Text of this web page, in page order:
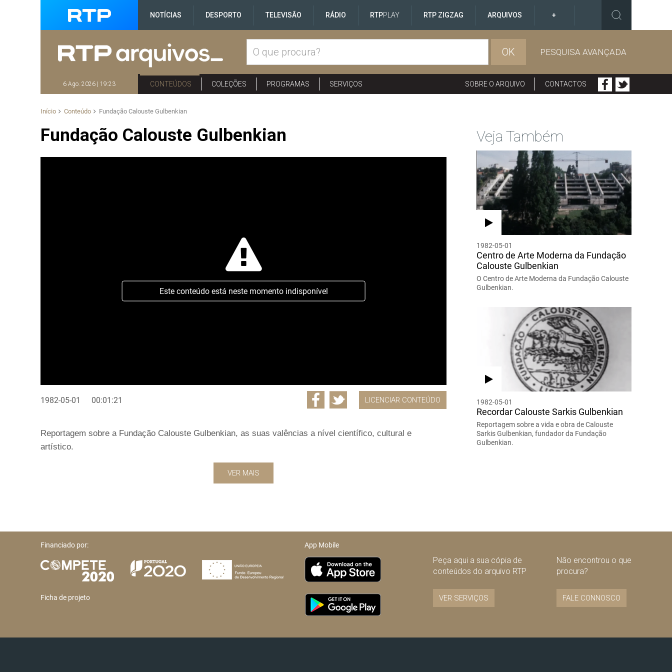
NOTÍCIAS DESPORTO TELEVISÃO RÁDIO RTPPLAY RTP ZIGZAG ARQUIVOS +
OK PESQUISA AVANÇADA
6 Ago. 2026 | 19:23 CONTEÚDOS COLEÇÕES PROGRAMAS SERVIÇOS SOBRE O ARQUIVO CONTACTOS
Início Conteúdo Fundação Calouste Gulbenkian
Fundação Calouste Gulbenkian
Este conteúdo está neste momento indisponível
1982-05-01 00:01:21 LICENCIAR CONTEÚDO
Reportagem sobre a Fundação Calouste Gulbenkian, as suas valências a nível científico, cultural e
artístico.
VER MAIS
Veja Também
1982-05-01
Centro de Arte Moderna da Fundação
Calouste Gulbenkian
O Centro de Arte Moderna da Fundação Calouste
Gulbenkian.
1982-05-01
Recordar Calouste Sarkis Gulbenkian
Reportagem sobre a vida e obra de Calouste
Sarkis Gulbenkian, fundador da Fundação
Gulbenkian.
Financiado por:
Ficha de projeto
App Mobile
Peça aqui a sua cópia de
conteúdos do arquivo RTP
VER SERVIÇOS
Não encontrou o que
procura?
FALE CONNOSCO